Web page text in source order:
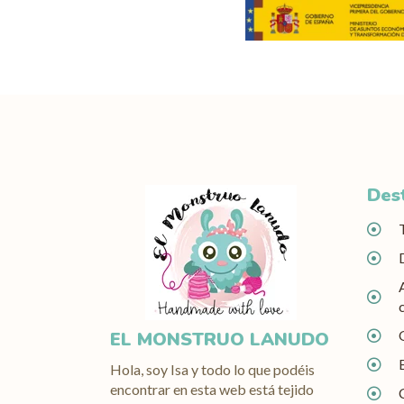
EL MONSTRUO LANUDO
Hola, soy Isa y todo lo que podéis
encontrar en esta web está tejido